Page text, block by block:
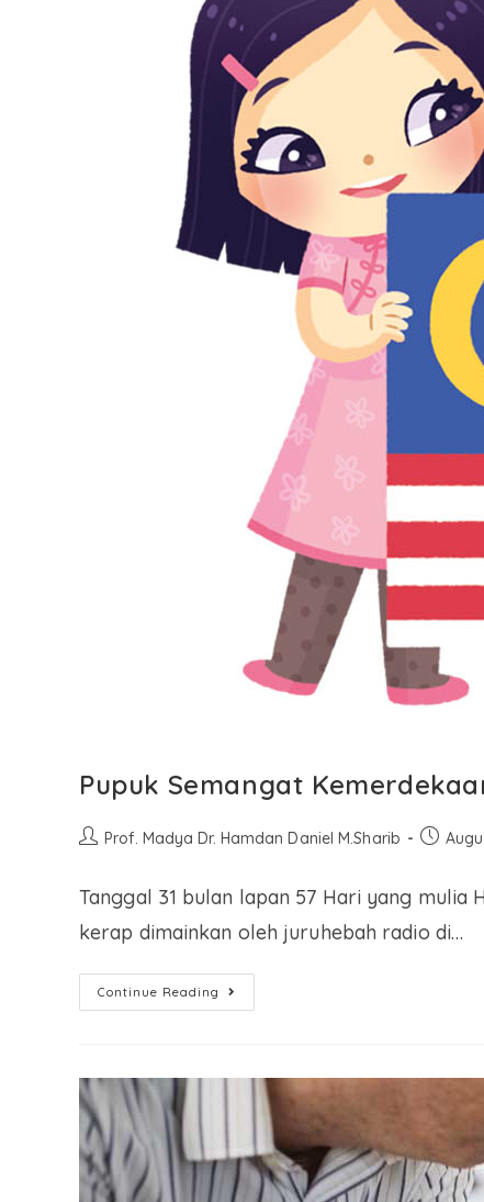
Pupuk Semangat
Prof. Madya Dr. Hamdan Daniel M.Sharib
Tanggal 31 bulan lapan 57 Hari yang
kerap dimainkan oleh juruhebah radio di…
Continue Reading